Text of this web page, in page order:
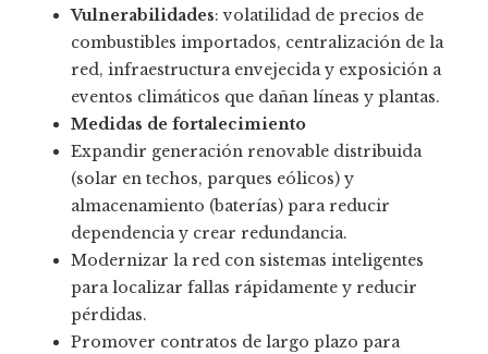
Vulnerabilidades: volatilidad de precios de
combustibles importados, centralización de la
red, infraestructura envejecida y exposición a
eventos climáticos que dañan líneas y plantas.
Medidas de fortalecimiento
Expandir generación renovable distribuida
(solar en techos, parques eólicos) y
almacenamiento (baterías) para reducir
dependencia y crear redundancia.
Modernizar la red con sistemas inteligentes
para localizar fallas rápidamente y reducir
pérdidas.
Promover contratos de largo plazo para